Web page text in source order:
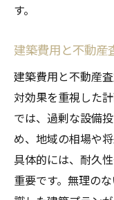
す。
建築費用と不動産
建築費用と不動産
対効果を重視した
では、過剰な設備
め、地域の相場や
具体的には、耐久
重要です。無理の